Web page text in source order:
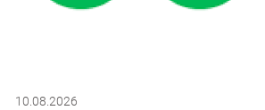
10.08.2026